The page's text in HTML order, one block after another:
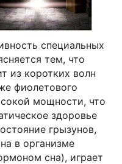
специальных
тем, что
из коротких волн
фиолетового
мощности, что
здоровье
грызунов,
в организме
сна), играет